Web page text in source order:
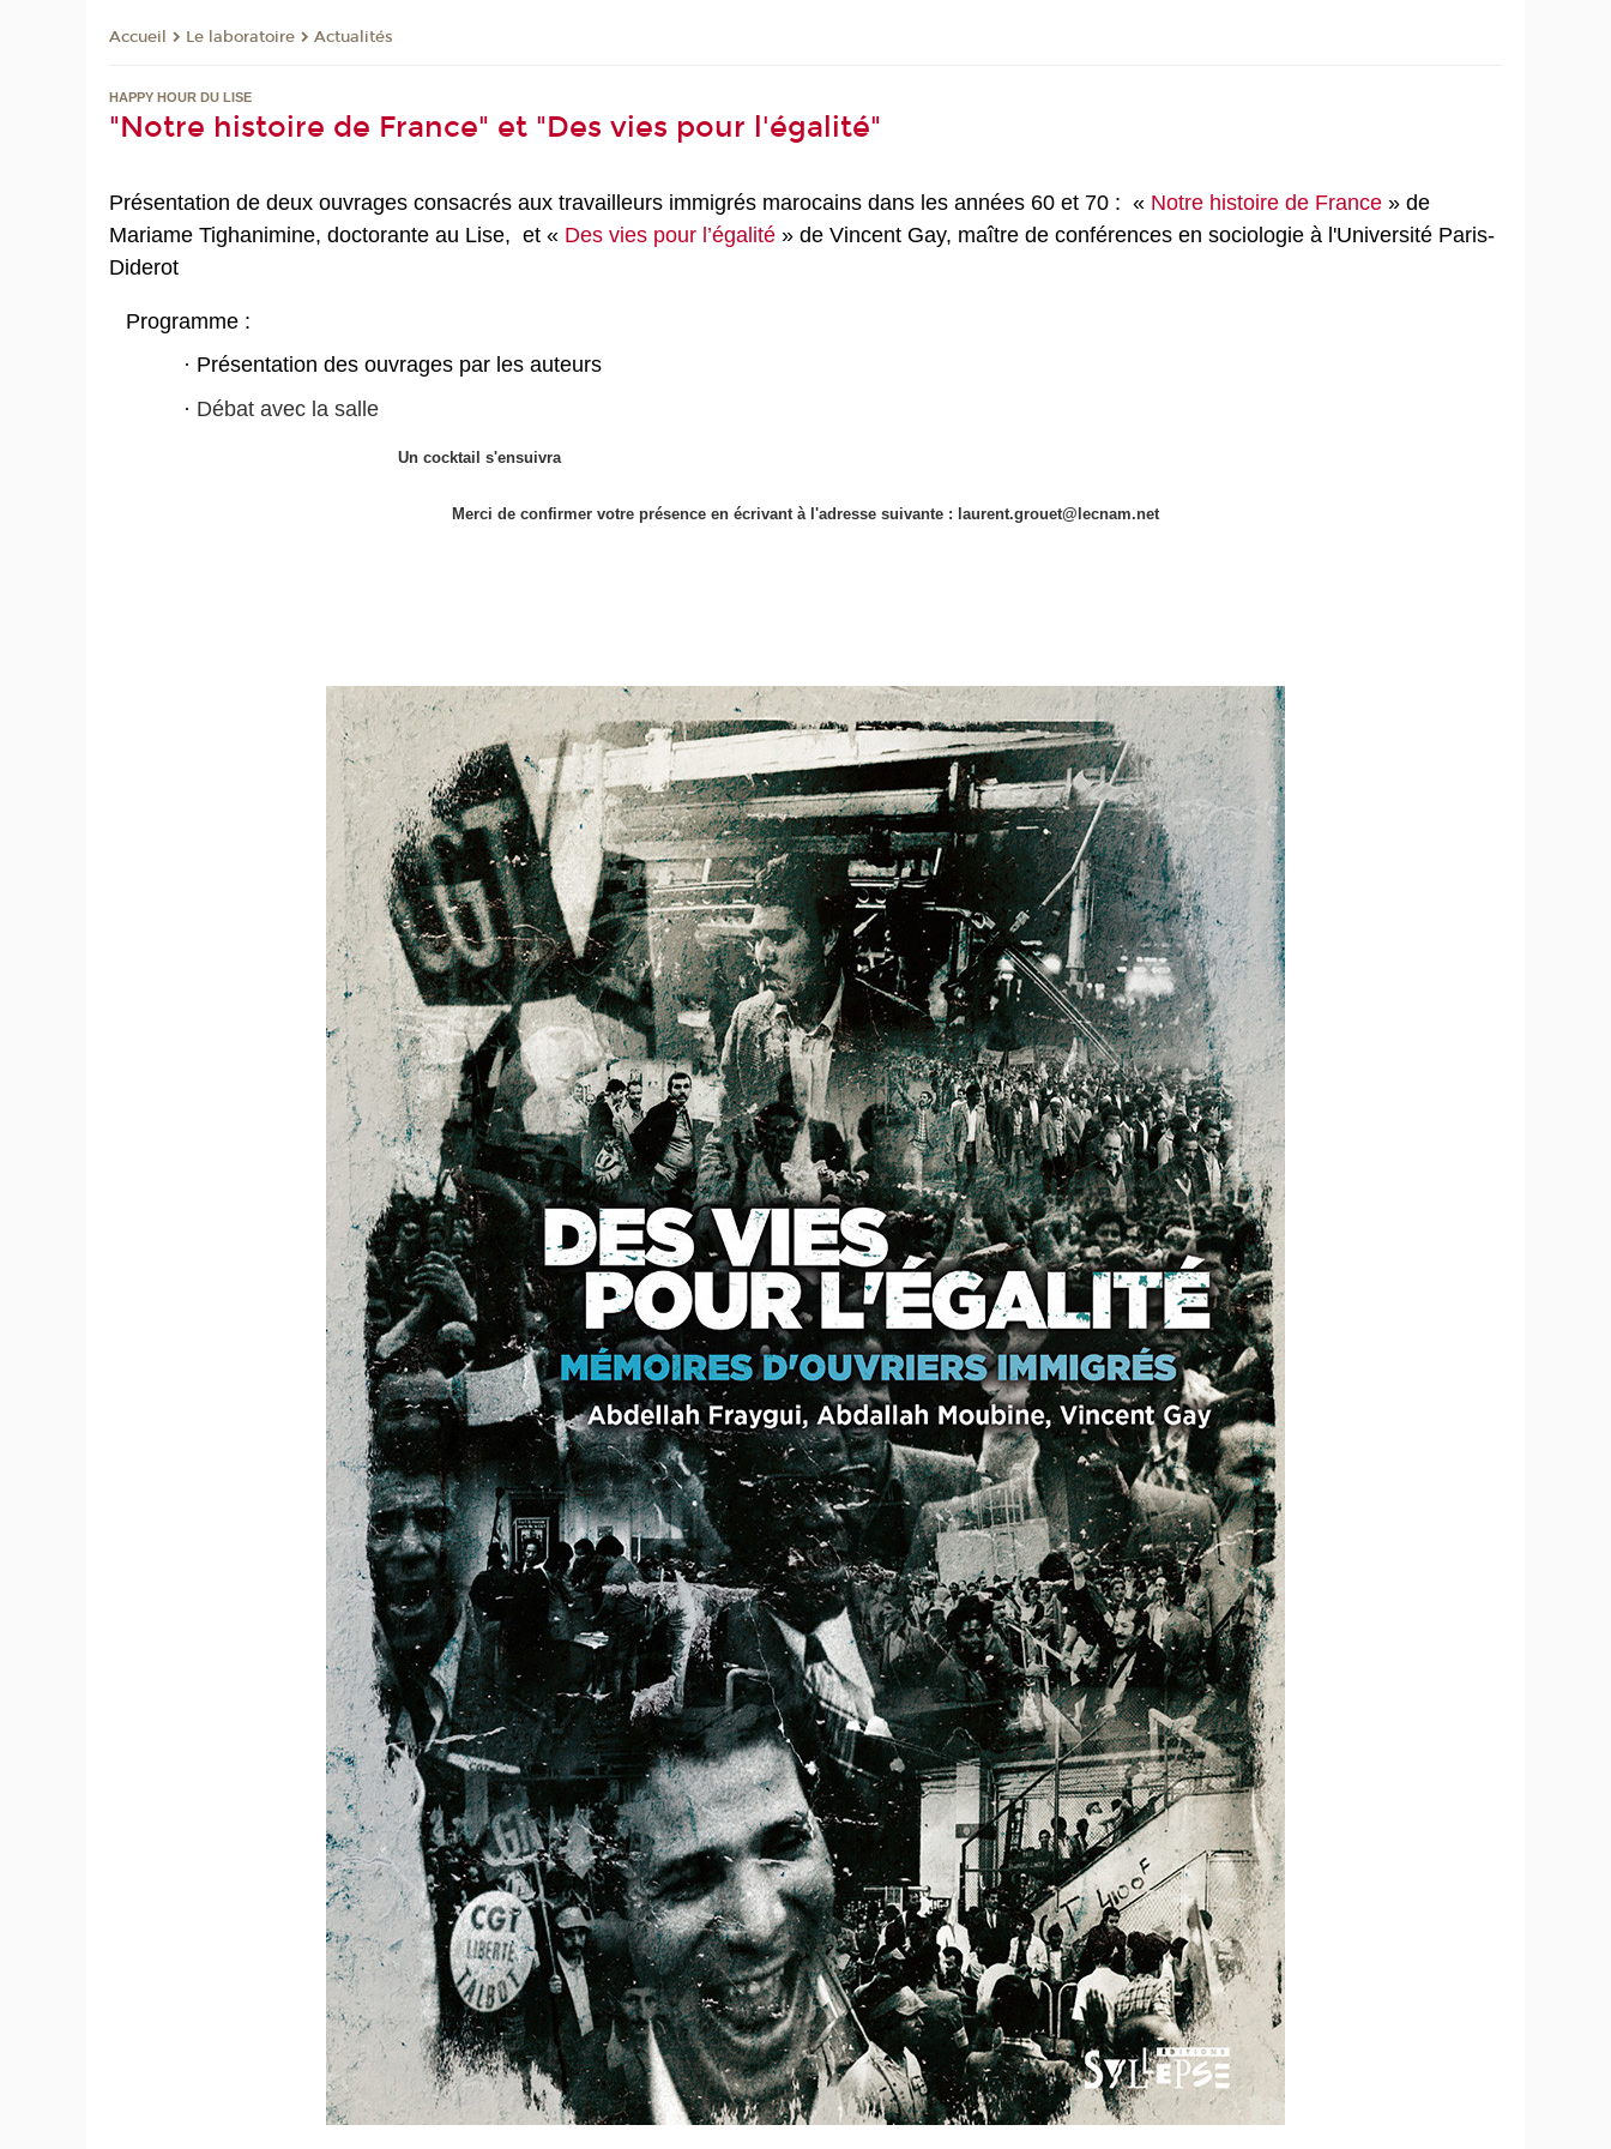
Accueil Le laboratoire Actualités
HAPPY HOUR DU LISE
"Notre histoire de France" et "Des vies pour l'égalité"
Présentation de deux ouvrages consacrés aux travailleurs immigrés marocains dans les années 60 et 70 : « Notre histoire de France » de
Mariame Tighanimine, doctorante au Lise, et « Des vies pour l’égalité» de Vincent Gay, maître de conférences en sociologie à l'Université Paris-
Diderot
Programme :
· Présentation des ouvrages par les auteurs
· Débat avec la salle
Un cocktail s'ensuivra
Merci de confirmer votre présence en écrivant à l'adresse suivante : laurent.grouet@lecnam.net